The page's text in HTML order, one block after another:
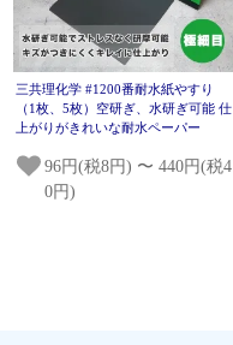
三共理化学 #1200番耐水紙やすり
（1枚、5枚）空研ぎ、水研ぎ可能 仕
上がりがきれいな耐水ペーパー
96円(税8円) 〜 440円(税4
0円)